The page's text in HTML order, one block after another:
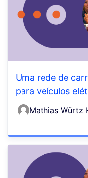
Uma rede de
para veículos
Mathias Würtz